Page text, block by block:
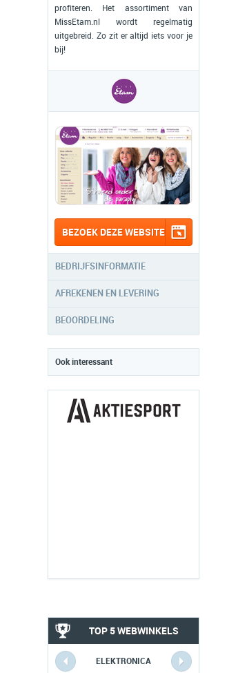
profiteren. Het assortiment van
MissEtam.nl wordt regelmatig
uitgebreid. Zo zit er altijd iets voor je
bij!
BEZOEK DEZE WEBSITE
BEDRIJFSINFORMATIE
AFREKENEN EN LEVERING
BEOORDELING
Ook interessant
TOP 5 WEBWINKELS
ELEKTRONICA